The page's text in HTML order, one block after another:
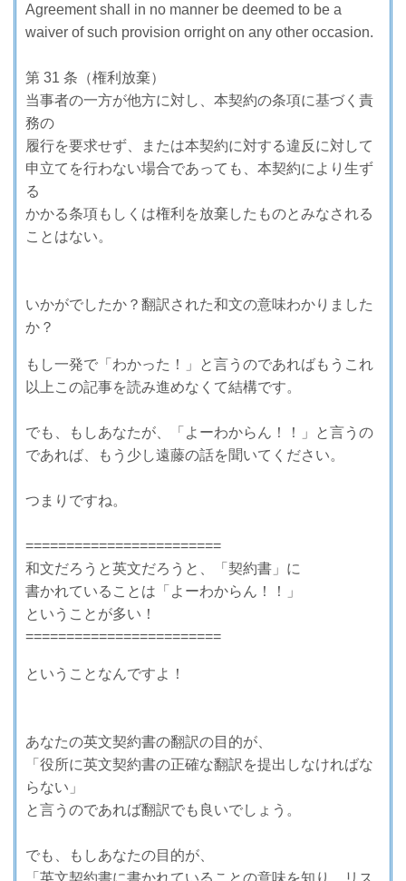
Agreement shall in no manner be deemed to be a
waiver of such provision orright on any other occasion.
第 31 条（権利放棄）
当事者の一方が他方に対し、本契約の条項に基づく責
務の
履行を要求せず、または本契約に対する違反に対して
申立てを行わない場合であっても、本契約により生ず
る
かかる条項もしくは権利を放棄したものとみなされる
ことはない。
いかがでしたか？翻訳された和文の意味わかりました
か？
もし一発で「わかった！」と言うのであればもうこれ
以上この記事を読み進めなくて結構です。
でも、もしあなたが、「よーわからん！！」と言うの
であれば、もう少し遠藤の話を聞いてください。
つまりですね。
========================
和文だろうと英文だろうと、「契約書」に
書かれていることは「よーわからん！！」
ということが多い！
========================
ということなんですよ！
あなたの英文契約書の翻訳の目的が、
「役所に英文契約書の正確な翻訳を提出しなければな
らない」
と言うのであれば翻訳でも良いでしょう。
でも、もしあなたの目的が、
「英文契約書に書かれていることの意味を知り、リス